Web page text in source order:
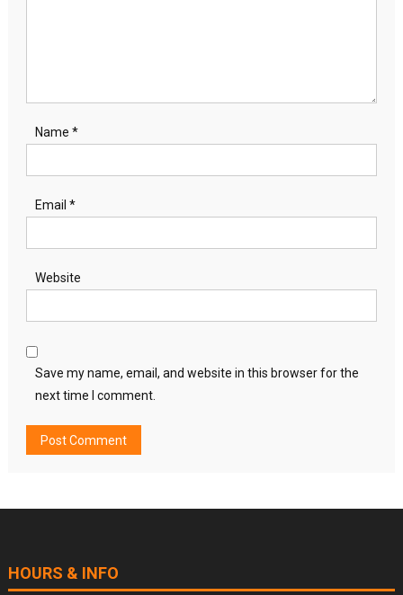
Name *
Email *
Website
Save my name, email, and website in this browser for the
next time I comment.
HOURS & INFO